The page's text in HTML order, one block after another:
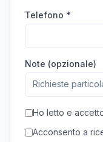
Telefono *
Note (opzionale)
Ho letto e
Acconsento a